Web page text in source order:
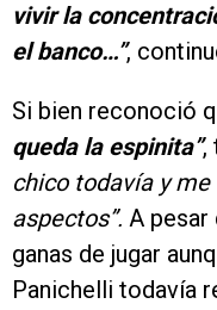
vivir la
el banco…”,
Si bien reconoció
queda la espinita”,
chico todavía y
aspectos”. A pesar
ganas de jugar
Panichelli todavía